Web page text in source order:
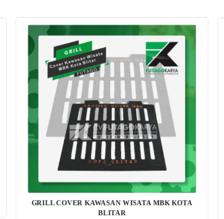
GRILL COVER KAWASAN WISATA MBK KOTA
BLITAR